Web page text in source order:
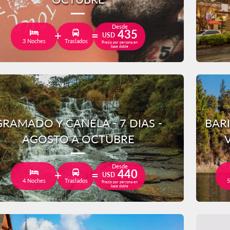
3 Noches Traslados
Desde
USD435
Precio por persona en
base doble
Y CANELA - 7 DIAS -
AGOSTO A OCTUBRE
4 Noches Traslados
Desde
USD440
Precio por persona en
base doble